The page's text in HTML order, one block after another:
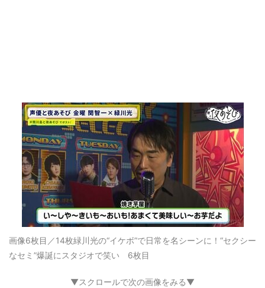
画像6枚目／14枚緑川光の“イケボ”で日常を名シーンに！“セクシー
なセミ”爆誕にスタジオで笑い 6枚目
▼スクロールで次の画像をみる▼